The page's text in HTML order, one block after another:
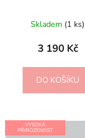
Skladem (1 ks)
3 190 Kč
DO KOŠÍKU
VYSOKÁ
PŘIROZENOST